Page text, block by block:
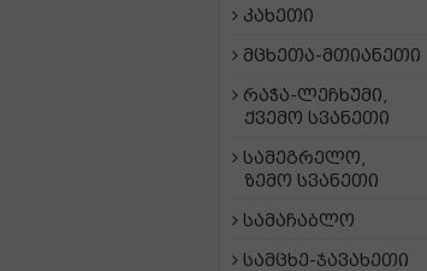
კახეთი
მცხეთა-მთიანეთი
რაჭა-ლეჩხუმი,
ქვემო სვანეთი
სამეგრელო,
ზემო სვანეთი
სამაჩაბლო
სამცხე-ჯავახეთი